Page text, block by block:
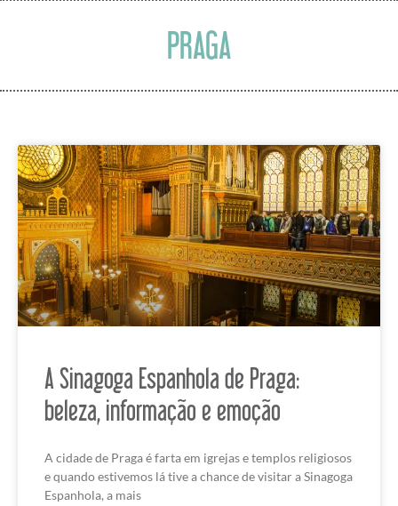
PRAGA
A Sinagoga Espanhola de Praga:
beleza, informação e emoção
A cidade de Praga é farta em igrejas e templos religiosos
e quando estivemos lá tive a chance de visitar a Sinagoga
Espanhola, a mais